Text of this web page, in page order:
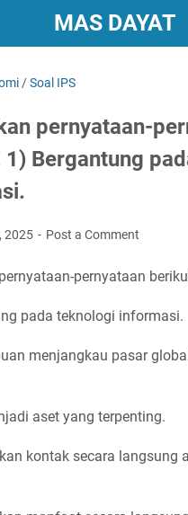
MAS DAYAT
/Soal IPS
pernyataan-
1) Bergantung
2025 Post a Comment
pernyataan
pada teknologi informasi.
menjangkau pasar
aset yang terpenting.
kontak secara langsung